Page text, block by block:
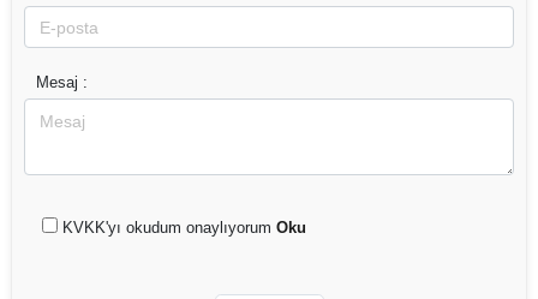
Mesaj :
KVKK'yı okudum onaylıyorum Oku